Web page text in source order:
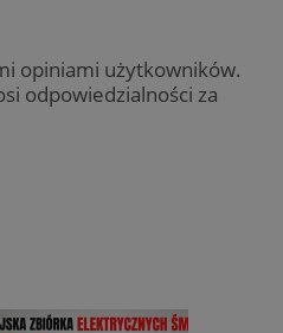
opiniami użytkowników.
odpowiedzialności za